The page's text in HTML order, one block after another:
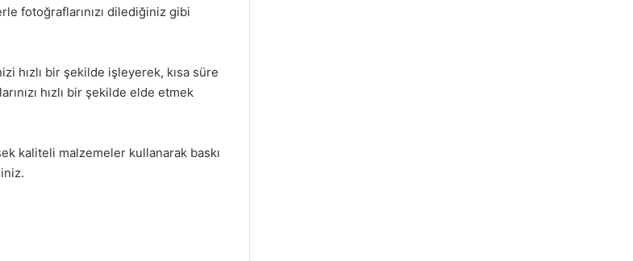
fotoğraflarınızı dilediğiniz gibi
hızlı bir şekilde işleyerek, kısa süre
hızlı bir şekilde elde etmek
kaliteli malzemeler kullanarak baskı